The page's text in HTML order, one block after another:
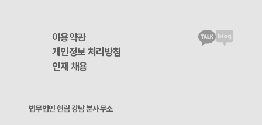
이용약관
개인정보 처리방침
인재 채용
법무법인 현림 강남 분사무소